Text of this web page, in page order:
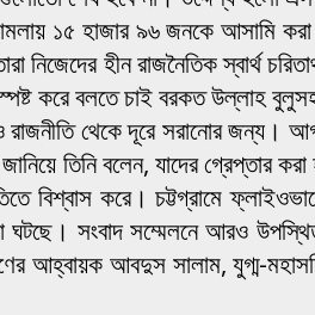
১৫ হাজার ৯৬ জনকে আসামি
হীন রাজনৈতিক স্বার্থ
করে বলতে চাই বরকত উল্লাহ
থেকে দূরে সরানোর জন্য।
তিনি বলেন, যাদের গ্রেপ্তার করা
করে। চট্টগ্রামে
সংবাদ সম্মেলনে আরও
আহ্বায়ক আবদুস সালাম, যুগ্ম-